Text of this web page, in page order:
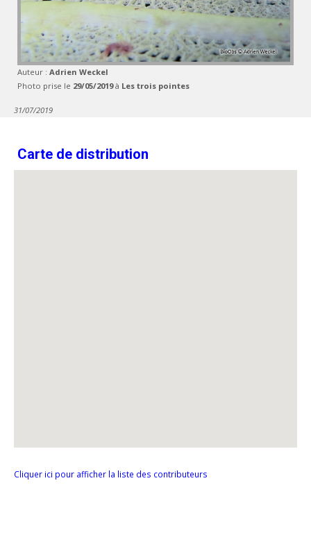
Auteur : Adrien Weckel
Photo prise le 29/05/2019à Les trois pointes
31/07/2019
Carte de distribution
Cliquer ici pour afficher la liste des contributeurs